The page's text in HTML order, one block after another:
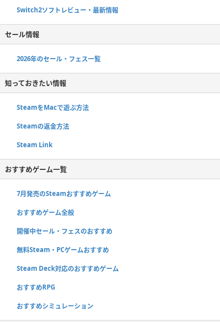
Switch2ソフトレビュー・最新情報
セール情報
2026年のセール・フェス一覧
知っておきたい情報
SteamをMacで遊ぶ方法
Steamの返金方法
Steam Link
おすすめゲーム一覧
7月発売のSteamおすすめゲーム
おすすめゲーム全般
開催中セール・フェスのおすすめ
無料Steam・PCゲームおすすめ
Steam Deck対応のおすすめゲーム
おすすめRPG
おすすめシミュレーション